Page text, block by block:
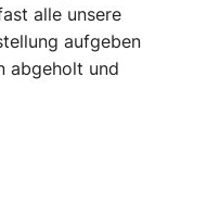
alle unsere
aufgeben
abgeholt und